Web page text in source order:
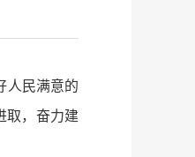
人民满意的
取，奋力建